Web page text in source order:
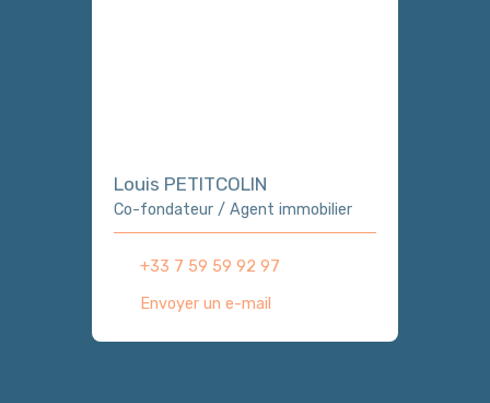
Louis PETITCOLIN
Co-fondateur / Agent immobilier
+33 7 59 59 92 97
Envoyer un e-mail